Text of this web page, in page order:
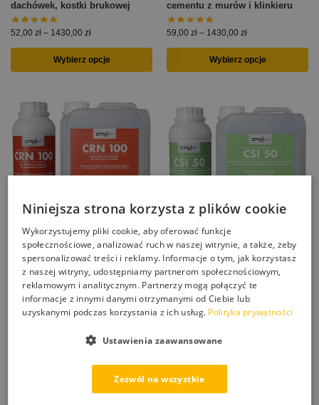
dachówek, kostki brukowej
52,00 zł – 1430,00 zł
Wybierz opcje
cementu z murów i klinkieru
59,00 zł – 1430,00 zł
Wybierz opcje
CRN 100 czyścik do klinkieru,
cegły, ceramiki do usuwania
wykwitów i zacieków
2915,00 zł
CSI 50 specjalistyczny środek
do usuwania rdzy ze stali oraz
czyszczenia kostki brukowej i
betonu z rdzy
Niniejsza strona korzysta z plików cookie
Wykorzystujemy pliki cookie, aby oferować funkcje
społecznościowe, analizować ruch w naszej witrynie, a także, żeby
spersonalizować treści i reklamy. Informacje o tym, jak korzystasz
z naszej witryny, udostępniamy partnerom społecznościowym,
reklamowym i analitycznym. Partnerzy mogą połączyć te
informacje z innymi danymi otrzymanymi od Ciebie lub
uzyskanymi podczas korzystania z ich usług. Polityka prywatności
Zezwól na wszystkie
Ustawienia zaawansowane